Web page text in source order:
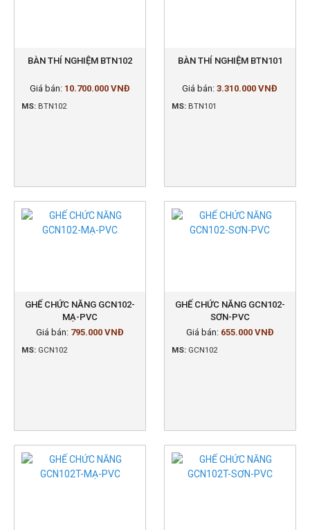
BÀN THÍ NGHIỆM BTN102
Giá bán: 10.700.000 VNĐ
MS: BTN102
BÀN THÍ NGHIỆM BTN101
Giá bán:3.310.000 VNĐ
MS:BTN101
GHẾ CHỨC NĂNG GCN102-
MẠ-PVC
Giá bán: 795.000 VNĐ
MS: GCN102
GHẾ CHỨC NĂNG GCN102-
SƠN-PVC
Giá bán: 655.000 VNĐ
MS:GCN102